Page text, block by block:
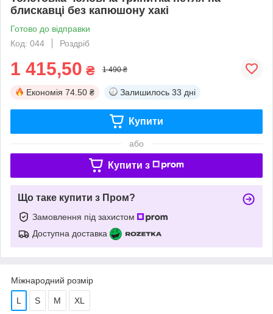
блискавці без капюшону хакі
Готово до відправки
Код: 044
Роздріб
1 415,50 ₴ 1 490 ₴
Економія 74.50 ₴ Залишилось 33 дні
Купити
або
Купити з
Що таке купити з Пром?
Замовлення під захистом
Доступна доставка
Міжнародний розмір
L S M XL